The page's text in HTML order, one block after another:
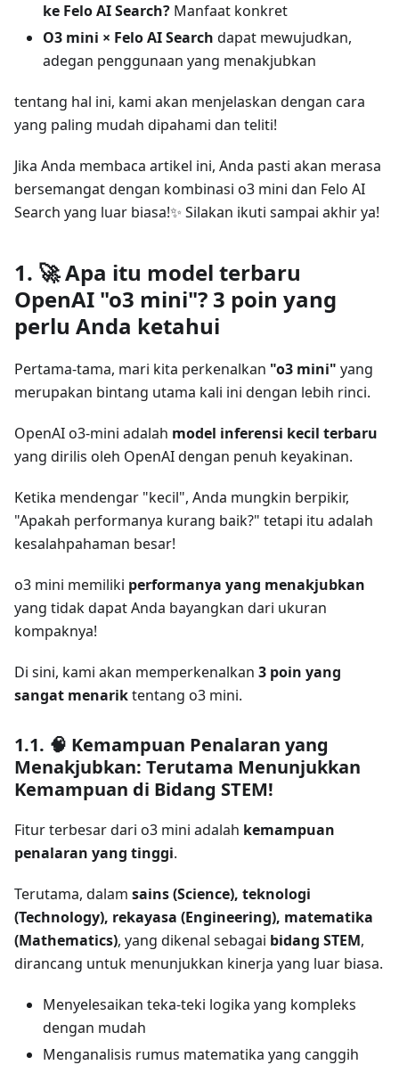
ke Felo AI Search? Manfaat konkret
O3 mini × Felo AI Search dapat mewujudkan,
adegan penggunaan yang menakjubkan
tentang hal ini, kami akan menjelaskan dengan cara
yang paling mudah dipahami dan teliti!
Jika Anda membaca artikel ini, Anda pasti akan merasa
bersemangat dengan kombinasi o3 mini dan Felo AI
Search yang luar biasa!✨ Silakan ikuti sampai akhir ya!
1. 🚀 Apa itu model terbaru
OpenAI "o3 mini"? 3 poin yang
perlu Anda ketahui
Pertama-tama, mari kita perkenalkan "o3 mini" yang
merupakan bintang utama kali ini dengan lebih rinci.
OpenAI o3-mini adalah model inferensi kecil terbaru
yang dirilis oleh OpenAI dengan penuh keyakinan.
Ketika mendengar "kecil", Anda mungkin berpikir,
"Apakah performanya kurang baik?" tetapi itu adalah
kesalahpahaman besar!
o3 mini memiliki performanya yang menakjubkan
yang tidak dapat Anda bayangkan dari ukuran
kompaknya!
Di sini, kami akan memperkenalkan 3 poin yang
sangat menariktentang o3 mini.
1.1. 🧠 Kemampuan Penalaran yang
Menakjubkan: Terutama Menunjukkan
Kemampuan di Bidang STEM!
Fitur terbesar dari o3 mini adalah kemampuan
penalaran yang tinggi.
Terutama, dalam sains (Science), teknologi
(Technology), rekayasa (Engineering), matematika
(Mathematics), yang dikenal sebagai bidang STEM,
dirancang untuk menunjukkan kinerja yang luar biasa.
Menyelesaikan teka-teki logika yang kompleks
dengan mudah
Menganalisis rumus matematika yang canggih